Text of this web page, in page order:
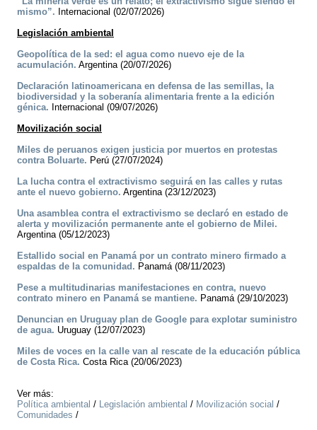
mismo”. Internacional (02/07/2026)
Legislación ambiental
Geopolítica de la sed: el agua como nuevo eje de la
acumulación. Argentina (20/07/2026)
Declaración latinoamericana en defensa de las semillas, la
biodiversidad y la soberanía alimentaria frente a la edición
génica. Internacional (09/07/2026)
Movilización social
Miles de peruanos exigen justicia por muertos en protestas
contra Boluarte. Perú (27/07/2024)
La lucha contra el extractivismo seguirá en las calles y rutas
ante el nuevo gobierno. Argentina (23/12/2023)
Una asamblea contra el extractivismo se declaró en estado de
alerta y movilización permanente ante el gobierno de Milei.
Argentina (05/12/2023)
Estallido social en Panamá por un contrato minero firmado a
espaldas de la comunidad. Panamá (08/11/2023)
Pese a multitudinarias manifestaciones en contra, nuevo
contrato minero en Panamá se mantiene. Panamá (29/10/2023)
Denuncian en Uruguay plan de Google para explotar suministro
de agua. Uruguay (12/07/2023)
Miles de voces en la calle van al rescate de la educación pública
de Costa Rica. Costa Rica (20/06/2023)
Ver más:
Política ambiental / Legislación ambiental / Movilización social /
Comunidades /